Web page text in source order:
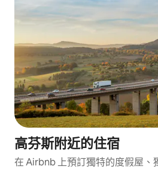
高芬斯附近的住宿
在 Airbnb 上預訂獨特的度假屋、